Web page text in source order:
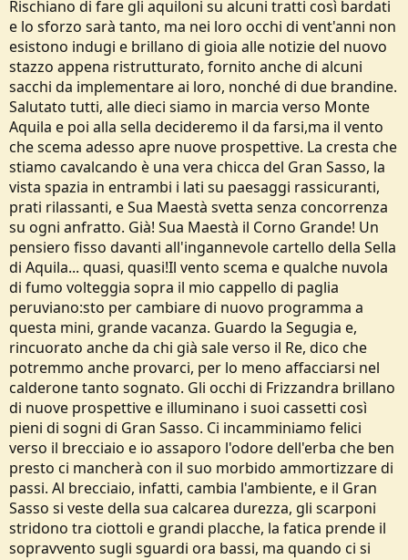
Rischiano di fare gli aquiloni su alcuni tratti così bardati
e lo sforzo sarà tanto, ma nei loro occhi di vent'anni non
esistono indugi e brillano di gioia alle notizie del nuovo
stazzo appena ristrutturato, fornito anche di alcuni
sacchi da implementare ai loro, nonché di due brandine.
Salutato tutti, alle dieci siamo in marcia verso Monte
Aquila e poi alla sella decideremo il da farsi,ma il vento
che scema adesso apre nuove prospettive. La cresta che
stiamo cavalcando è una vera chicca del Gran Sasso, la
vista spazia in entrambi i lati su paesaggi rassicuranti,
prati rilassanti, e Sua Maestà svetta senza concorrenza
su ogni anfratto. Già! Sua Maestà il Corno Grande! Un
pensiero fisso davanti all'ingannevole cartello della Sella
di Aquila... quasi, quasi!Il vento scema e qualche nuvola
di fumo volteggia sopra il mio cappello di paglia
peruviano:sto per cambiare di nuovo programma a
questa mini, grande vacanza. Guardo la Segugia e,
rincuorato anche da chi già sale verso il Re, dico che
potremmo anche provarci, per lo meno affacciarsi nel
calderone tanto sognato. Gli occhi di Frizzandra brillano
di nuove prospettive e illuminano i suoi cassetti così
pieni di sogni di Gran Sasso. Ci incamminiamo felici
verso il brecciaio e io assaporo l'odore dell'erba che ben
presto ci mancherà con il suo morbido ammortizzare di
passi. Al brecciaio, infatti, cambia l'ambiente, e il Gran
Sasso si veste della sua calcarea durezza, gli scarponi
stridono tra ciottoli e grandi placche, la fatica prende il
sopravvento sugli sguardi ora bassi, ma quando ci si